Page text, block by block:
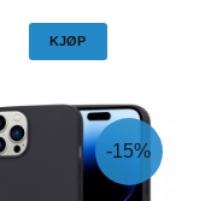
KJØP
-15%